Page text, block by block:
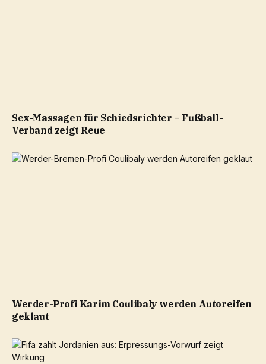
Sex-Massagen für Schiedsrichter – Fußball-
Verband zeigt Reue
Werder-Profi Karim Coulibaly werden Autoreifen
geklaut